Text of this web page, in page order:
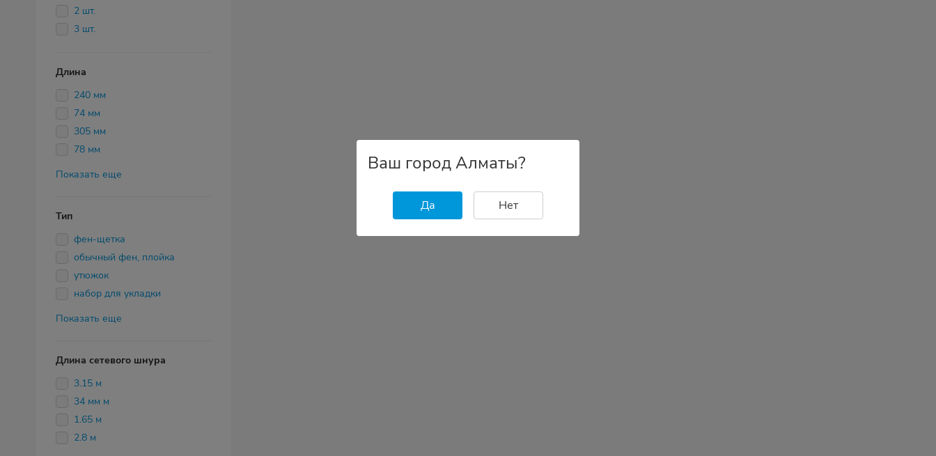
2 шт.
3 шт.
Длина
240 мм
74 мм
305 мм
78 мм
Показать еще
Тип
фен-щетка
обычный фен, плойка
утюжок
набор для укладки
Показать еще
Длина сетевого шнура
3.15 м
34 мм м
1.65 м
2.8 м
Ваш город Алматы?
Да Нет